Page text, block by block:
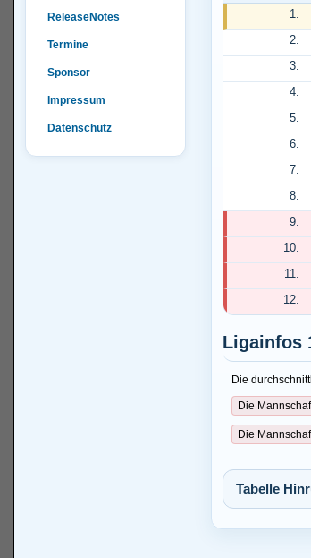
ReleaseNotes
Termine
Sponsor
Impressum
Datenschutz
1.
2.
3.
4.
5.
6.
7.
8.
9.
10.
11.
12.
Ligainfos
Die
Die
Die
Tabelle